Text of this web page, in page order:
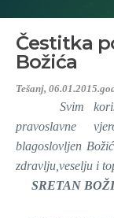
Čestitka
Božića
Tešanj,
Svim
pravoslavne
blagoslovljen
zdravlju,veselju i
SRETAN